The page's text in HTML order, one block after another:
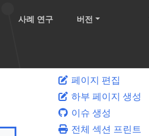
사례 연구 버전
페이지 편집
하부 페이지 생성
이슈 생성
전체 섹션 프린트